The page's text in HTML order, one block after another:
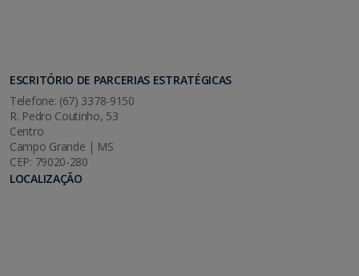
ESCRITÓRIO DE PARCERIAS ESTRATÉGICAS
Telefone: (67) 3378-9150
R. Pedro Coutinho, 53
Centro
Campo Grande | MS
CEP: 79020-280
LOCALIZAÇÃO